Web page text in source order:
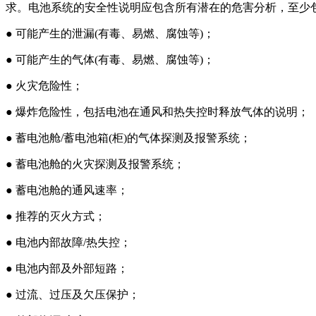
求。电池系统的安全性说明应包含所有潜在的危害分析，至少
● 可能产生的泄漏(有毒、易燃、腐蚀等)；
● 可能产生的气体(有毒、易燃、腐蚀等)；
● 火灾危险性；
● 爆炸危险性，包括电池在通风和热失控时释放气体的说明；
● 蓄电池舱/蓄电池箱(柜)的气体探测及报警系统；
● 蓄电池舱的火灾探测及报警系统；
● 蓄电池舱的通风速率；
● 推荐的灭火方式；
● 电池内部故障/热失控；
● 电池内部及外部短路；
● 过流、过压及欠压保护；